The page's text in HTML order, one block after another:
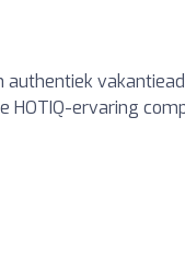
HOTIQ-ervaring